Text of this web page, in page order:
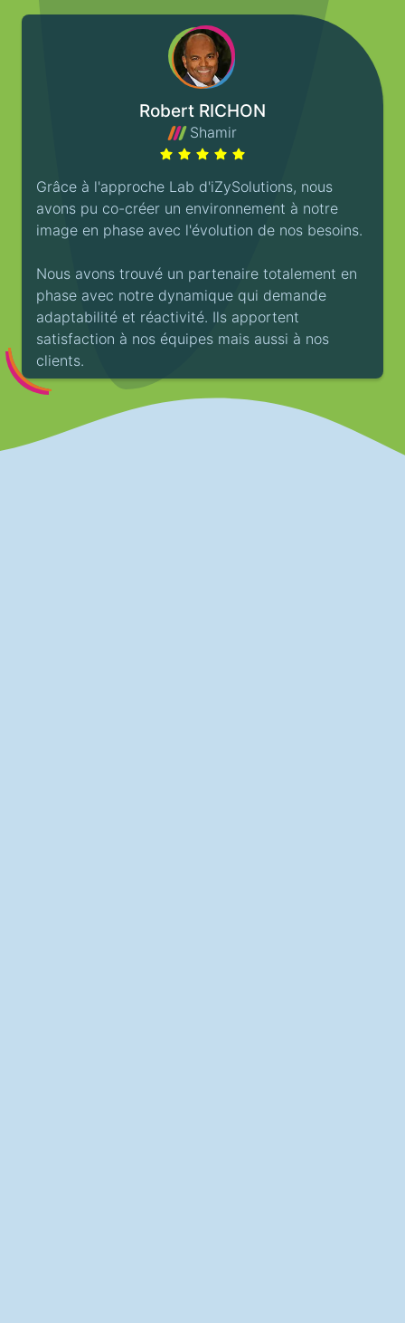
Grâce à l'approche Lab d'iZySolutions, nous
avons pu co-créer un environnement à notre
image en phase avec l'évolution de nos besoins.
Nous avons trouvé un partenaire totalement en
phase avec notre dynamique qui demande
adaptabilité et réactivité. Ils apportent
satisfaction à nos équipes mais aussi à nos
clients.
Robert RICHON
Shamir